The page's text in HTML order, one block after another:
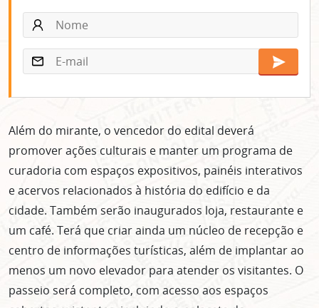
Além do mirante, o vencedor do edital deverá
promover ações culturais e manter um programa de
curadoria com espaços expositivos, painéis interativos
e acervos relacionados à história do edifício e da
cidade. Também serão inaugurados loja, restaurante e
um café. Terá que criar ainda um núcleo de recepção e
centro de informações turísticas, além de implantar ao
menos um novo elevador para atender os visitantes. O
passeio será completo, com acesso aos espaços